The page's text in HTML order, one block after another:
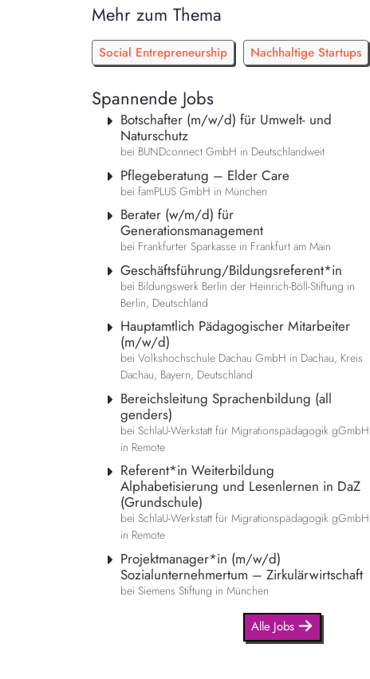
Mehr zum Thema
Social Entrepreneurship Nachhaltige Startups
Spannende Jobs
Botschafter (m/w/d) für Umwelt- und
Naturschutz
bei BUNDconnect GmbH in Deutschlandweit
Pflegeberatung – Elder Care
bei famPLUS GmbH in München
Berater (w/m/d) für
Generationsmanagement
bei Frankfurter Sparkasse in Frankfurt am Main
Geschäftsführung/Bildungsreferent*in
bei Bildungswerk Berlin der Heinrich-Böll-Stiftung in
Berlin, Deutschland
Hauptamtlich Pädagogischer Mitarbeiter
(m/w/d)
bei Volkshochschule Dachau GmbH in Dachau, Kreis
Dachau, Bayern, Deutschland
Bereichsleitung Sprachenbildung (all
genders)
bei SchlaU-Werkstatt für Migrationspädagogik gGmbH
in Remote
Referent*in Weiterbildung
Alphabetisierung und Lesenlernen in DaZ
(Grundschule)
bei SchlaU-Werkstatt für Migrationspädagogik gGmbH
in Remote
Projektmanager*in (m/w/d)
Sozialunternehmertum – Zirkulärwirtschaft
bei Siemens Stiftung in München
Alle Jobs